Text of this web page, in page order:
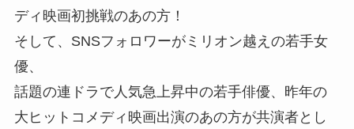
ディ映画初挑戦のあの方！
そして、SNSフォロワーがミリオン越えの若手女
優、
話題の連ドラで人気急上昇中の若手俳優、昨年の
大ヒットコメディ映画出演のあの方が共演者とし